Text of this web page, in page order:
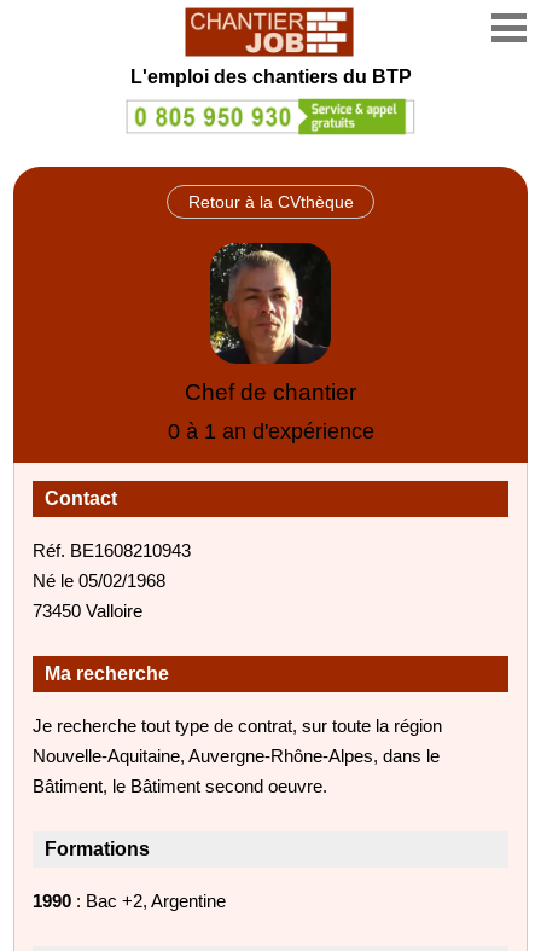
L'emploi des chantiers du BTP
Retour à la CVthèque
Chef de chantier
0 à 1 an d'expérience
Contact
Réf. BE1608210943
Né le 05/02/1968
73450 Valloire
Ma recherche
Je recherche tout type de contrat, sur toute la région
Nouvelle-Aquitaine, Auvergne-Rhône-Alpes, dans le
Bâtiment, le Bâtiment second oeuvre.
Formations
1990 : Bac +2, Argentine